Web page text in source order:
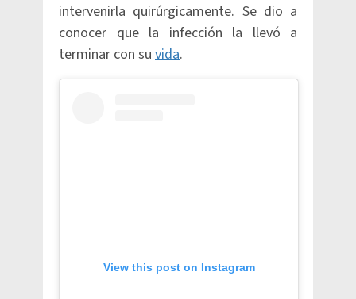
intervenirla quirúrgicamente. Se dio a
conocer que la infección la llevó a
terminar con su vida.
View this post on Instagram